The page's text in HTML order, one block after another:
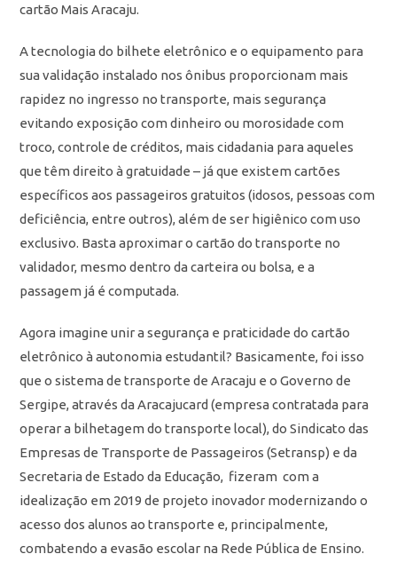
cartão Mais Aracaju.
A tecnologia do bilhete eletrônico e o equipamento para
sua validação instalado nos ônibus proporcionam mais
rapidez no ingresso no transporte, mais segurança
evitando exposição com dinheiro ou morosidade com
troco, controle de créditos, mais cidadania para aqueles
que têm direito à gratuidade – já que existem cartões
específicos aos passageiros gratuitos (idosos, pessoas com
deficiência, entre outros), além de ser higiênico com uso
exclusivo. Basta aproximar o cartão do transporte no
validador, mesmo dentro da carteira ou bolsa, e a
passagem já é computada.
Agora imagine unir a segurança e praticidade do cartão
eletrônico à autonomia estudantil? Basicamente, foi isso
que o sistema de transporte de Aracaju e o Governo de
Sergipe, através da Aracajucard (empresa contratada para
operar a bilhetagem do transporte local), do Sindicato das
Empresas de Transporte de Passageiros (Setransp) e da
Secretaria de Estado da Educação, fizeram com a
idealização em 2019 de projeto inovador modernizando o
acesso dos alunos ao transporte e, principalmente,
combatendo a evasão escolar na Rede Pública de Ensino.